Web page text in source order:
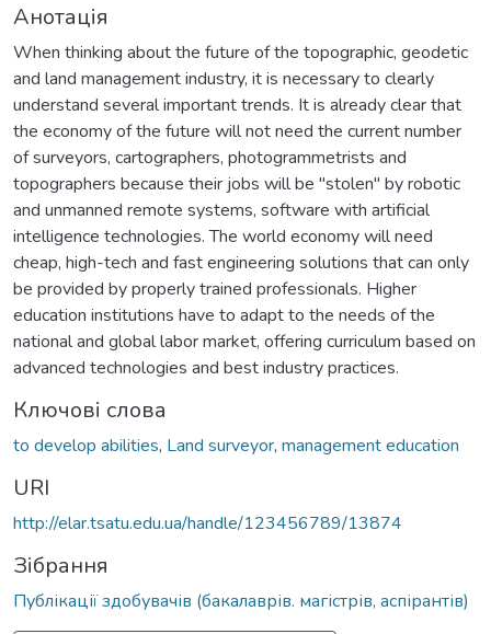
Анотація
When thinking about the future of the topographic, geodetic
and land management industry, it is necessary to clearly
understand several important trends. It is already clear that
the economy of the future will not need the current number
of surveyors, cartographers, photogrammetrists and
topographers because their jobs will be "stolen" by robotic
and unmanned remote systems, software with artificial
intelligence technologies. The world economy will need
cheap, high-tech and fast engineering solutions that can only
be provided by properly trained professionals. Higher
education institutions have to adapt to the needs of the
national and global labor market, offering curriculum based on
advanced technologies and best industry practices.
Ключові слова
to develop abilities, Land surveyor, management education
URI
http://elar.tsatu.edu.ua/handle/123456789/13874
Зібрання
Публікації здобувачів (бакалаврів. магістрів, аспірантів)